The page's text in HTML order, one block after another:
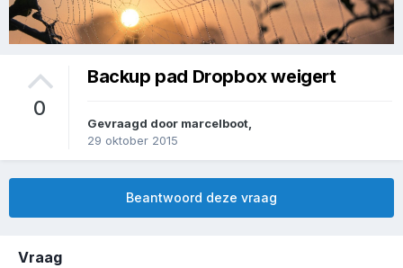
0
Backup pad Dropbox weigert
Gevraagd door marcelboot
29 oktober 2015
Beantwoord deze vraag
Vraag